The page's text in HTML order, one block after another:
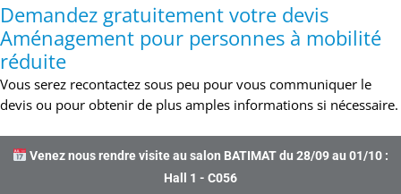
Demandez gratuitement votre devis
Aménagement pour personnes à mobilité
réduite
Vous serez recontactez sous peu pour vous communiquer le
devis ou pour obtenir de plus amples informations si nécessaire.